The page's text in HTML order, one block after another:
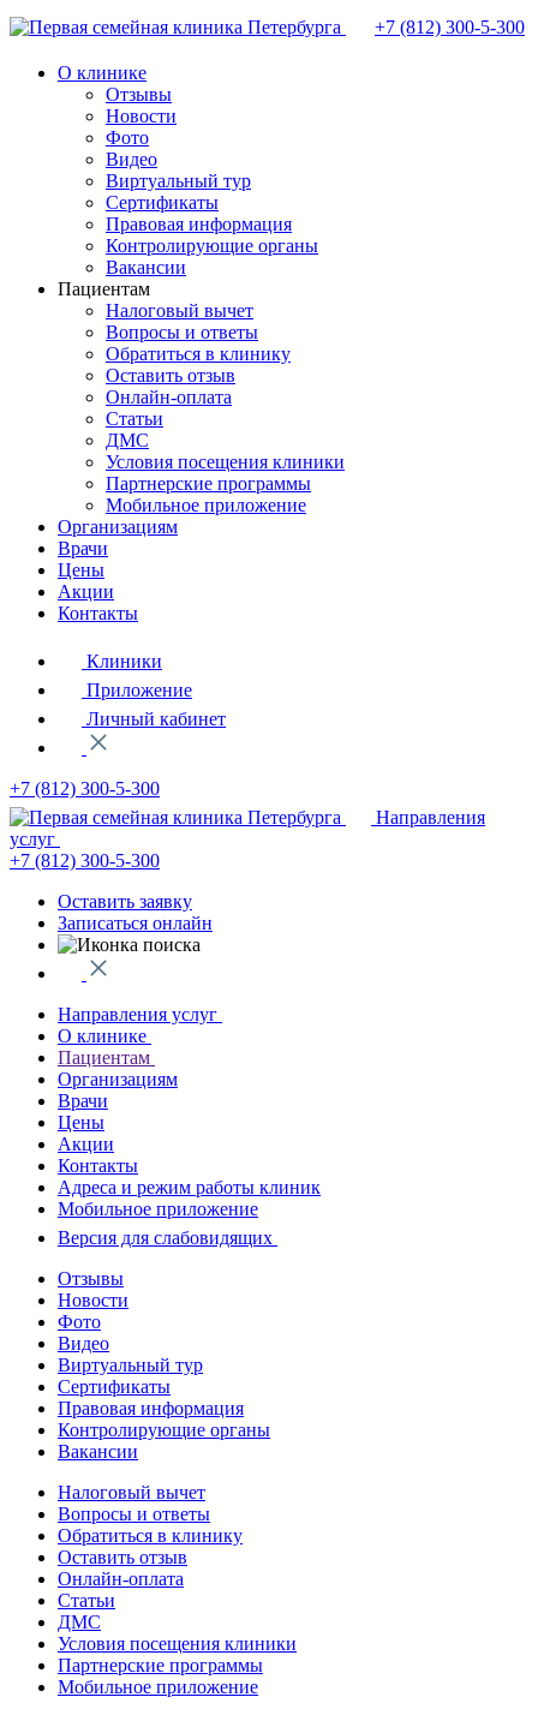
+7 (812) 300-5-300
О клинике
Отзывы
Новости
Фото
Видео
Виртуальный тур
Сертификаты
Правовая информация
Контролирующие органы
Вакансии
Пациентам
Налоговый вычет
Вопросы и ответы
Обратиться в клинику
Оставить отзыв
Онлайн-оплата
Статьи
ДМС
Условия посещения клиники
Партнерские программы
Мобильное приложение
Организациям
Врачи
Цены
Акции
Контакты
Клиники
Приложение
Личный кабинет
+7 (812) 300-5-300
Направления
услуг
+7 (812) 300-5-300
Оставить заявку
Записаться онлайн
Направления услуг
О клинике
Пациентам
Организациям
Врачи
Цены
Акции
Контакты
Адреса и режим работы клиник
Мобильное приложение
Версия для слабовидящих
Отзывы
Новости
Фото
Видео
Виртуальный тур
Сертификаты
Правовая информация
Контролирующие органы
Вакансии
Налоговый вычет
Вопросы и ответы
Обратиться в клинику
Оставить отзыв
Онлайн-оплата
Статьи
ДМС
Условия посещения клиники
Партнерские программы
Мобильное приложение